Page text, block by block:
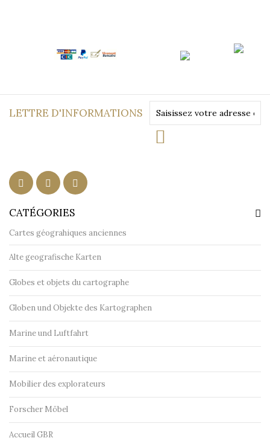
LETTRE D'INFORMATIONS
CATÉGORIES
Cartes géograhiques anciennes
Alte geografische Karten
Globes et objets du cartographe
Globen und Objekte des Kartographen
Marine und Luftfahrt
Marine et aéronautique
Mobilier des explorateurs
Forscher Möbel
Accueil GBR